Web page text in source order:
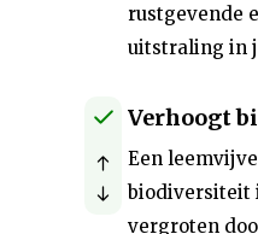
rustgevende
uitstraling in
Verhoogt
Een
biodiversiteit
vergroten